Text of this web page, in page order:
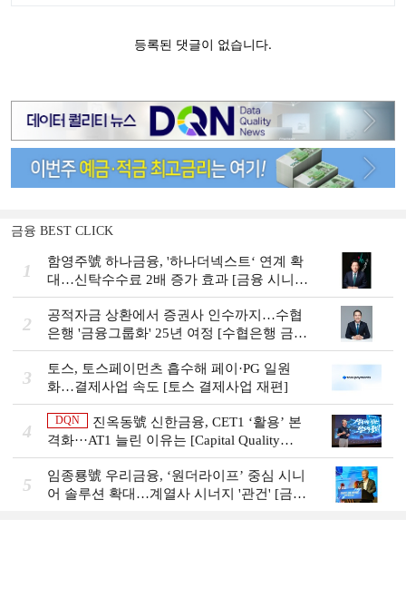
금융 BEST CLICK
1
함영주號 하나금융, '하나더넥스트‘ 연계 확
대…신탁수수료 2배 증가 효과 [금융 시니어
비즈니스 돋보기]
2
공적자금 상환에서 증권사 인수까지…수협
은행 '금융그룹화' 25년 여정 [수협은행 금융
그룹의 꿈①]
3
토스, 토스페이먼츠 흡수해 페이·PG 일원
화…결제사업 속도 [토스 결제사업 재편]
4
DQN
진옥동號 신한금융, CET1 ‘활용’ 본
격화···AT1 늘린 이유는 [Capital Quality
Review]
5
임종룡號 우리금융, ‘원더라이프’ 중심 시니
어 솔루션 확대…계열사 시너지 '관건' [금융